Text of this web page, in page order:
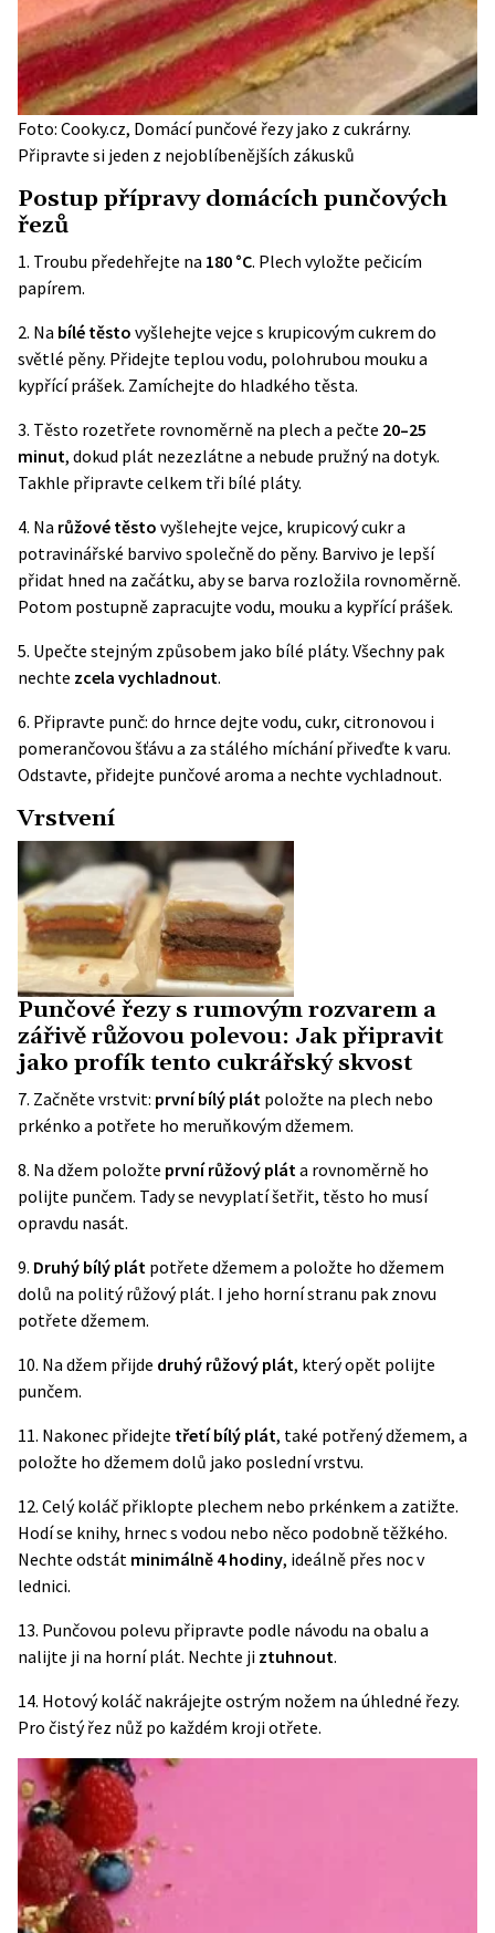
Foto: Cooky.cz, Domácí punčové řezy jako z cukrárny.
Připravte si jeden z nejoblíbenějších zákusků
Postup přípravy domácích punčových
řezů
1. Troubu předehřejte na 180 °C. Plech vyložte pečicím
papírem.
2. Na bílé těsto vyšlehejte vejce s krupicovým cukrem do
světlé pěny. Přidejte teplou vodu, polohrubou mouku a
kypřící prášek. Zamíchejte do hladkého těsta.
3. Těsto rozetřete rovnoměrně na plech a pečte 20–25
minut, dokud plát nezezlátne a nebude pružný na dotyk.
Takhle připravte celkem tři bílé pláty.
4. Na růžové těsto vyšlehejte vejce, krupicový cukr a
potravinářské barvivo společně do pěny. Barvivo je lepší
přidat hned na začátku, aby se barva rozložila rovnoměrně.
Potom postupně zapracujte vodu, mouku a kypřící prášek.
5. Upečte stejným způsobem jako bílé pláty. Všechny pak
nechte zcela vychladnout.
6. Připravte punč: do hrnce dejte vodu, cukr, citronovou i
pomerančovou šťávu a za stálého míchání přiveďte k varu.
Odstavte, přidejte punčové aroma a nechte vychladnout.
Vrstvení
Punčové řezy s rumovým rozvarem a
zářivě růžovou polevou: Jak připravit
jako profík tento cukrářský skvost
7. Začněte vrstvit: první bílý plát položte na plech nebo
prkénko a potřete ho meruňkovým džemem.
8. Na džem položte první růžový plát a rovnoměrně ho
polijte punčem. Tady se nevyplatí šetřit, těsto ho musí
opravdu nasát.
9. Druhý bílý plát potřete džemem a položte ho džemem
dolů na politý růžový plát. I jeho horní stranu pak znovu
potřete džemem.
10. Na džem přijde druhý růžový plát, který opět polijte
punčem.
11. Nakonec přidejte třetí bílý plát, také potřený džemem, a
položte ho džemem dolů jako poslední vrstvu.
12. Celý koláč přiklopte plechem nebo prkénkem a zatižte.
Hodí se knihy, hrnec s vodou nebo něco podobně těžkého.
Nechte odstát minimálně 4 hodiny, ideálně přes noc v
lednici.
13. Punčovou polevu připravte podle návodu na obalu a
nalijte ji na horní plát. Nechte ji ztuhnout.
14. Hotový koláč nakrájejte ostrým nožem na úhledné řezy.
Pro čistý řez nůž po každém kroji otřete.